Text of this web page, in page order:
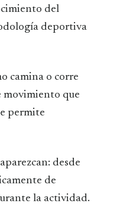
del
deportiva
camina o corre
movimiento que
permite
desde
de
la actividad.